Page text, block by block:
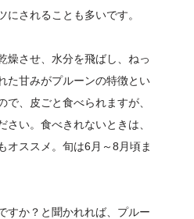
にされることも多いです。
燥させ、水分を飛ばし、ねっ
た甘みがプルーンの特徴とい
で、皮ごと食べられますが、
さい。食べきれないときは、
オススメ。旬は6月～8月頃ま
すか？と聞かれれば、プルー